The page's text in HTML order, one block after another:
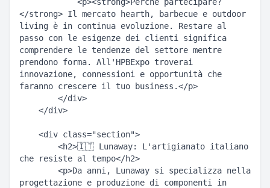
</strong> Il mercato hearth, barbecue e outdoor
living è in continua evoluzione. Restare al
passo con le esigenze dei clienti significa
comprendere le tendenze del settore mentre
prendono forma. All'HPBExpo troverai
innovazione, connessioni e opportunità che
faranno crescere il tuo business.</p>
che resiste al tempo</h2>
progettazione e produzione di componenti in